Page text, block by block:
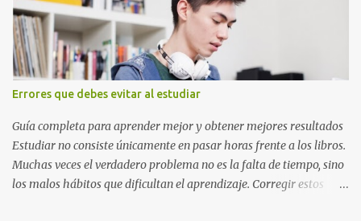
las 5 letras en una sola imagen. Letras individuales para descargar
Letra E color azul Letra F color rojo Letra G color Verde Letra H
Letra I Estas letras no solo destacan por sus colores vibrantes y su
diseño geométrico inspirado en el Reino Champiñón, sino que
también representan elementos clave de la saga: · E de Estrella :
El ítem que nos da la invencibilidad necesaria para atravesar
cualquier obstáculo. · ...
Errores que debes evitar al estudiar
Guía completa para aprender mejor y obtener mejores resultados
Estudiar no consiste únicamente en pasar horas frente a los libros.
Muchas veces el verdadero problema no es la falta de tiempo, sino
los malos hábitos que dificultan el aprendizaje. Corregir estos